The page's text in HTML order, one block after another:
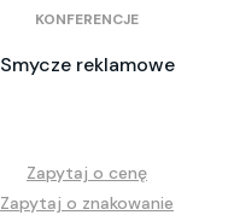
KONFERENCJE
Smycze reklamowe
Zapytaj o cenę
Zapytaj o znakowanie